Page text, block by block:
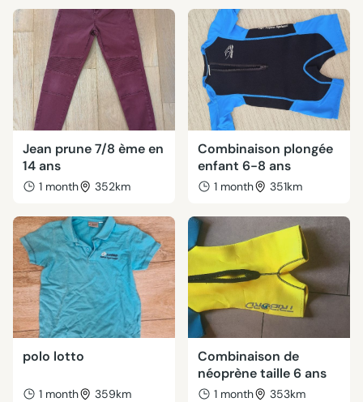
Jean prune 7/8 ème en
14 ans
1 month 352km
Combinaison plongée
enfant 6-8 ans
1 month 351km
polo lotto
1 month 359km
Combinaison de
néoprène taille 6 ans
1 month 353km